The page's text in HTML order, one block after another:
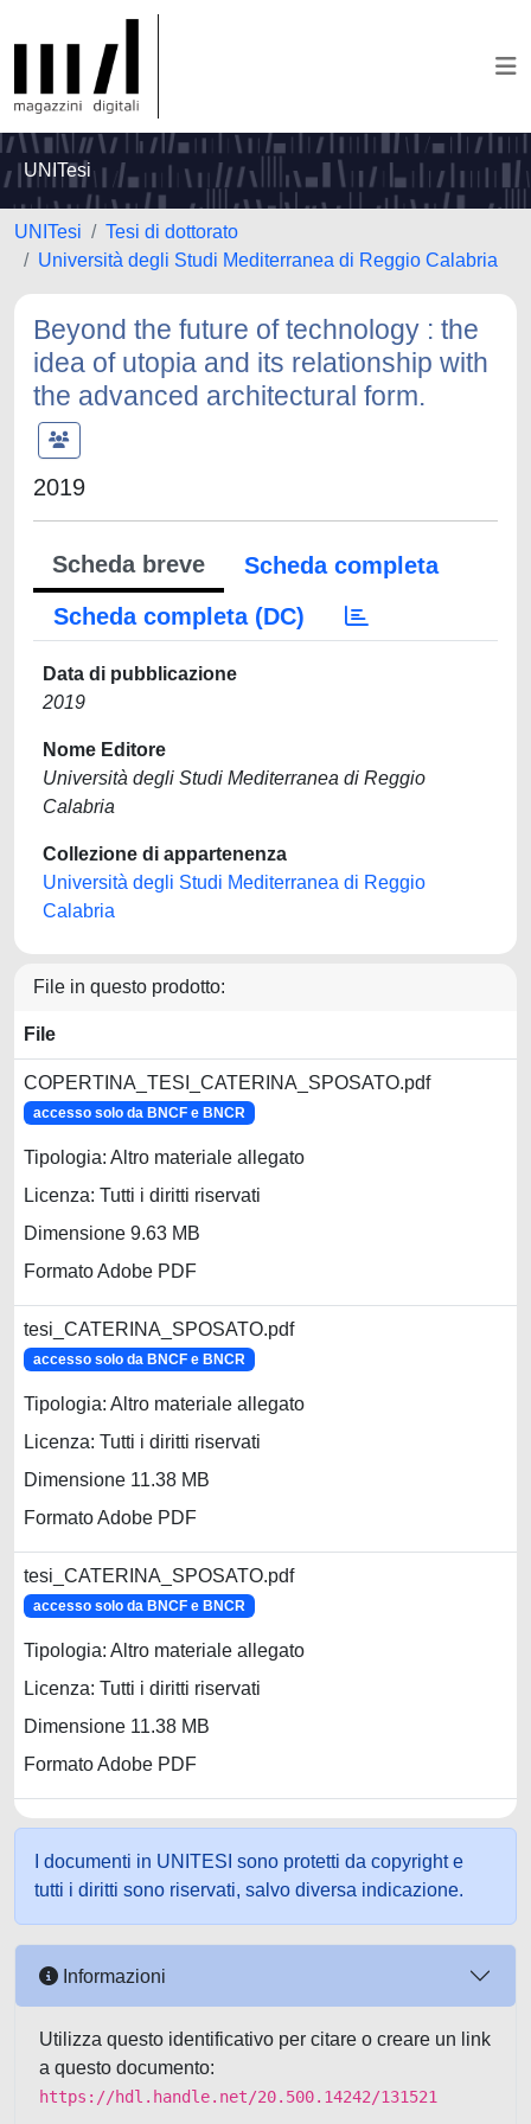
UNITesi
UNITesi
Tesi di dottorato
Università degli Studi Mediterranea di Reggio Calabria
Beyond the future of technology : the
idea of utopia and its relationship with
the advanced architectural form.
2019
Scheda breve
Scheda completa
Scheda completa (DC)
Data di pubblicazione
2019
Nome Editore
Università degli Studi Mediterranea di Reggio
Calabria
Collezione di appartenenza
Università degli Studi Mediterranea di Reggio
Calabria
File in questo prodotto:
File
COPERTINA_TESI_CATERINA_SPOSATO.pdf
accesso solo da BNCF e BNCR
Tipologia: Altro materiale allegato
Licenza: Tutti i diritti riservati
Dimensione 9.63 MB
Formato Adobe PDF
tesi_CATERINA_SPOSATO.pdf
accesso solo da BNCF e BNCR
Tipologia: Altro materiale allegato
Licenza: Tutti i diritti riservati
Dimensione 11.38 MB
Formato Adobe PDF
tesi_CATERINA_SPOSATO.pdf
accesso solo da BNCF e BNCR
Tipologia: Altro materiale allegato
Licenza: Tutti i diritti riservati
Dimensione 11.38 MB
Formato Adobe PDF
I documenti in UNITESI sono protetti da copyright e
tutti i diritti sono riservati, salvo diversa indicazione.
Informazioni
Utilizza questo identificativo per citare o creare un link
a questo documento:
https://hdl.handle.net/20.500.14242/131521